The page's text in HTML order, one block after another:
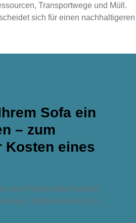
Transportwege und Müll.
sich für einen
Sofa ein
– zum
Kosten eines
Ihre Polstermöbel wieder
neu – direkt bei Ihnen zu